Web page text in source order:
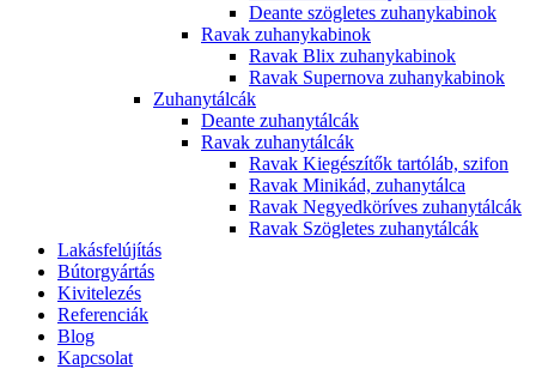
Deante szögletes zuhanykabinok
Ravak zuhanykabinok
Ravak Blix zuhanykabinok
Ravak Supernova zuhanykabinok
Zuhanytálcák
Deante zuhanytálcák
Ravak zuhanytálcák
Ravak Kiegészítők tartóláb, szifon
Ravak Minikád, zuhanytálca
Ravak Negyedköríves zuhanytálcák
Ravak Szögletes zuhanytálcák
Lakásfelújítás
Bútorgyártás
Kivitelezés
Referenciák
Blog
Kapcsolat